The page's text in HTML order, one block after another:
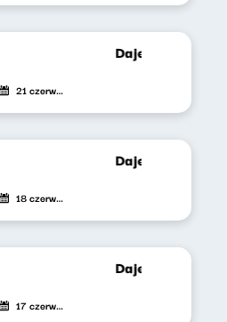
Dajemy poecie
21 czerwca 2021
Dajemy poecie
18 czerwca 2021
Dajemy poecie
17 czerwca 2021